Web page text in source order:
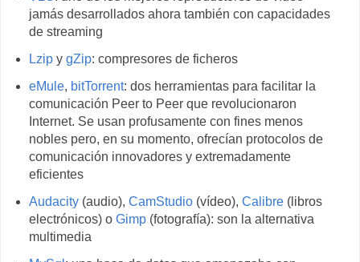
jamás desarrollados ahora también con capacidades
de streaming
Lzip y gZip: compresores de ficheros
eMule, bitTorrent: dos herramientas para facilitar la
comunicación Peer to Peer que revolucionaron
Internet. Se usan profusamente con fines menos
nobles pero, en su momento, ofrecían protocolos de
comunicación innovadores y extremadamente
eficientes
Audacity (audio), CamStudio (vídeo), Calibre (libros
electrónicos) o Gimp(fotografía): son la alternativa
multimedia